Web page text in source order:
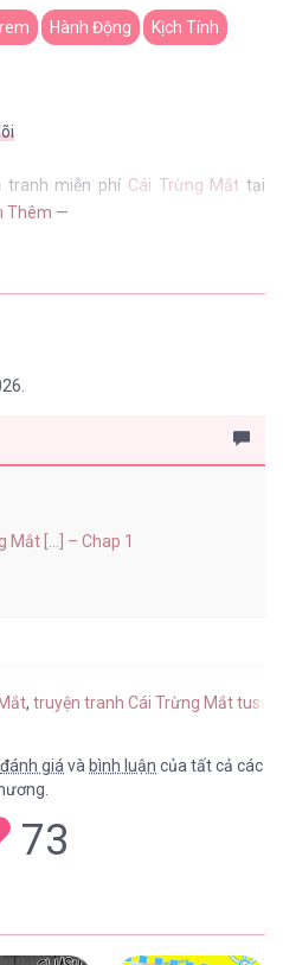
Hành Động Kịch Tính
tranh miễn phí Cái Trừng Mắt tại
Thêm —
Mắt [...] – Chap 1
, truyện tranh Cái Trừng Mắt
đánh giá và bình luận của tất cả các
73